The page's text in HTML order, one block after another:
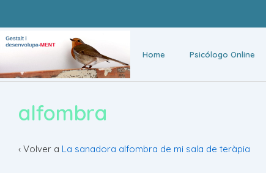
Home Psicólogo Online
alfombra
‹ Volver a La sanadora alfombra de mi sala de teràpia